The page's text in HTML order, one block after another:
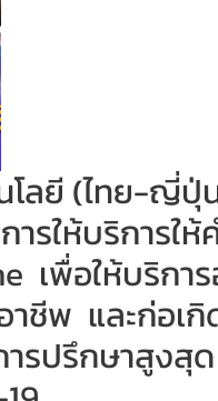
โลยี (ไทย-ญี่
รให้บริการใ
เพื่อให้บริก
ชีพ  และก่อเ
รปรึกษาสูงสุด